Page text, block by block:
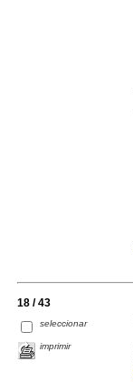
18 / 43
seleccionar
imprimir